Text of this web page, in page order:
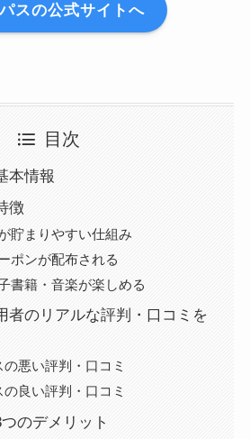
スの公式サイトへ
目次
本情報
徴
貯まりやすい仕組み
ポンが配布される
書籍・音楽が楽しめる
者のリアルな評判・口コミを
の悪い評判・口コミ
の良い評判・口コミ
のデメリット